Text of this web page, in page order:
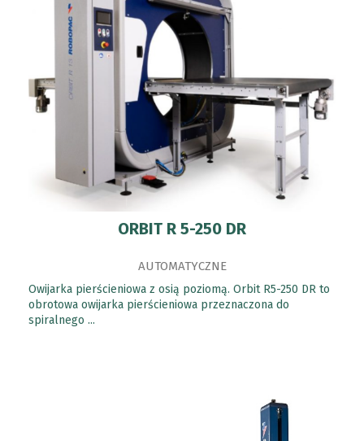
ORBIT R 5-250 DR
AUTOMATYCZNE
Owijarka pierścieniowa z osią poziomą. Orbit R5-250 DR to
obrotowa owijarka pierścieniowa przeznaczona do
spiralnego ...